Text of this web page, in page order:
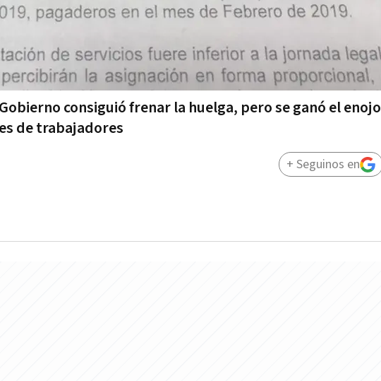
consiguió frenar la huelga, pero se ganó el enojo
de trabajadores
+ Seguinos en